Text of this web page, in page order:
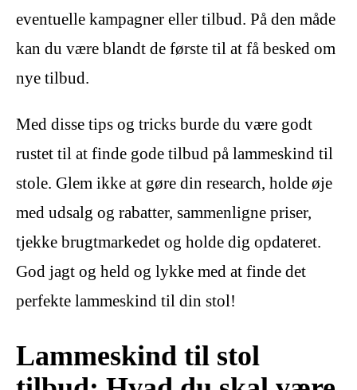
eventuelle kampagner eller tilbud. På den måde
kan du være blandt de første til at få besked om
nye tilbud.
Med disse tips og tricks burde du være godt
rustet til at finde gode tilbud på lammeskind til
stole. Glem ikke at gøre din research, holde øje
med udsalg og rabatter, sammenligne priser,
tjekke brugtmarkedet og holde dig opdateret.
God jagt og held og lykke med at finde det
perfekte lammeskind til din stol!
Lammeskind til stol